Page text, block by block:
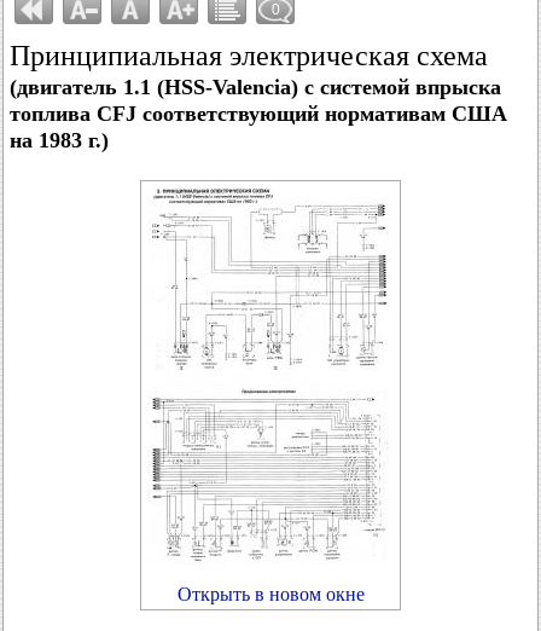
0
Принципиальная электрическая схема
(двигатель 1.1 (HSS-Valencia) с системой впрыска
топлива CFJ соответствующий нормативам США
на 1983 г.)
Открыть в новом окне